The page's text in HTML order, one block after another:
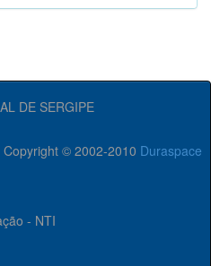
DE SERGIPE
Copyright © 2002-2010 Duraspace
- NTI